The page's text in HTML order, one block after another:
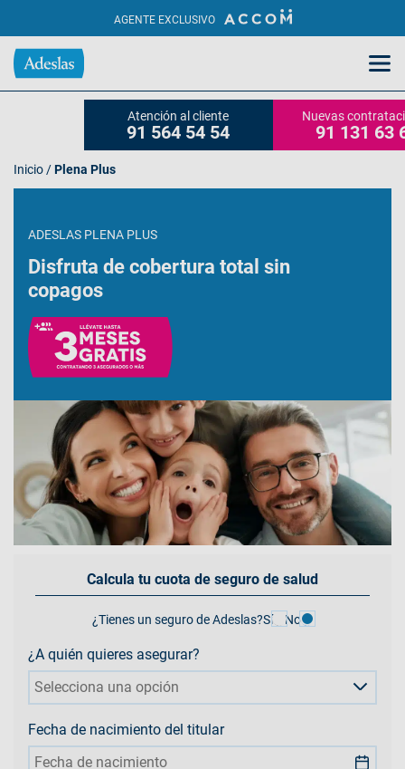
AGENTE EXCLUSIVO
Atención al cliente
91 564 54 54
Nuevas
91 131 63
Inicio /Plena Plus
ADESLAS PLENA PLUS
Disfruta de cobertura total sin
copagos
Calcula tu cuota de seguro de salud
¿Tienes un seguro de Adeslas?Sí No
¿A quién quieres asegurar?
Selecciona una opción
Fecha de nacimiento del titular